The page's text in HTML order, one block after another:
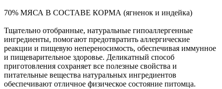
70% МЯСА В СОСТАВЕ КОРМА (ягненок и индейка)
Тщательно отобранные, натуральные гипоаллергенные
ингредиенты, помогают предотвратить аллергические
реакции и пищевую непереносимость, обеспечивая иммунное
и пищеварительное здоровье. Деликатный способ
приготовления сохраняет все полезные свойства и
питательные вещества натуральных ингредиентов
обеспечивают отличное физическое состояние питомца.